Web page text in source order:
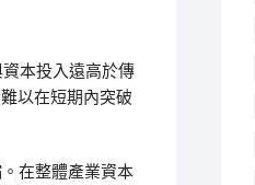
本投入遠高於傳
以在短期內突破
在整體產業資本